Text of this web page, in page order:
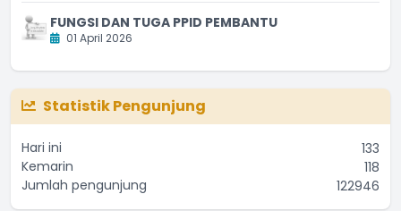
FUNGSI DAN TUGA PPID PEMBANTU
01 April 2026
Statistik Pengunjung
Hari ini
133
Kemarin
118
Jumlah pengunjung
122946